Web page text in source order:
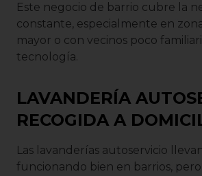
Este negocio de barrio cubre la
constante, especialmente en
mayor o con vecinos poco
tecnología.
LAVANDERÍA
RECOGIDA A
Las lavanderías autoservicio
funcionando bien en barrios,